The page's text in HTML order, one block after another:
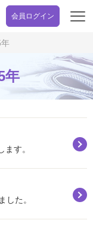
会員ログイン
開
年
す。
した。